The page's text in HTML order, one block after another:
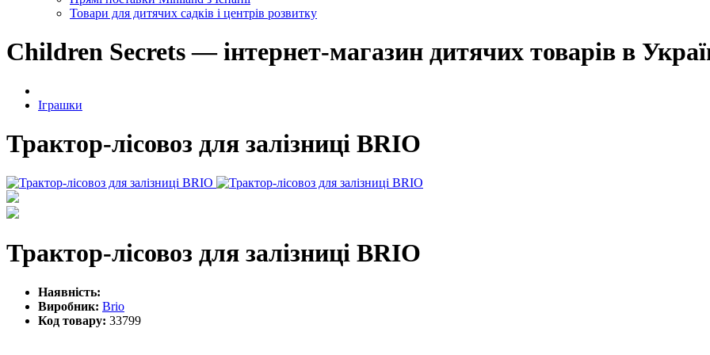
Товари для дитячих садків і центрів розвитку
Children Secrets — інтернет-магазин дитячих товарів в
Іграшки
Трактор-лісовоз для залізниці BRIO
Трактор-лісовоз для залізниці BRIO
Наявність:
Виробник: Brio
Код товару: 33799